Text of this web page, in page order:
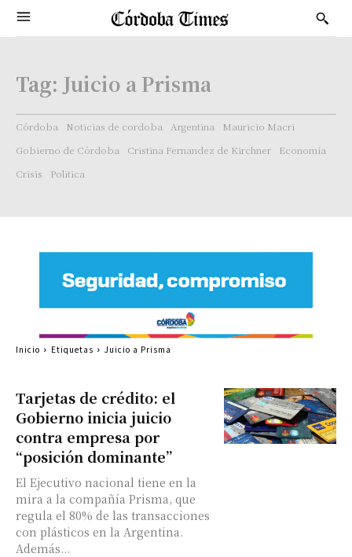
Tag: Juicio a Prisma
Córdoba Noticias de cordoba Argentina
Mauricio Macri
Gobierno de Córdoba
Cristina Fernandez de Kirchner
Economía
Crisis
Politica
Tarjetas de crédito: el
Gobierno inicia juicio
contra empresa por
“posición dominante”
El Ejecutivo nacional tiene en la
mira a la compañía Prisma, que
regula el 80% de las transacciones
con plásticos en la Argentina.
Además...
Inicio Etiquetas Juicio a Prisma